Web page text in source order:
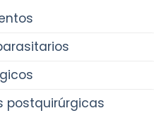
postquirúrgicas